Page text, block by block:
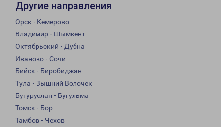
Другие направления
Орск - Кемерово
Владимир - Шымкент
Октябрьский - Дубна
Иваново - Сочи
Бийск - Биробиджан
Тула - Вышний Волочек
Бугуруслан - Бугульма
Томск - Бор
Тамбов - Чехов